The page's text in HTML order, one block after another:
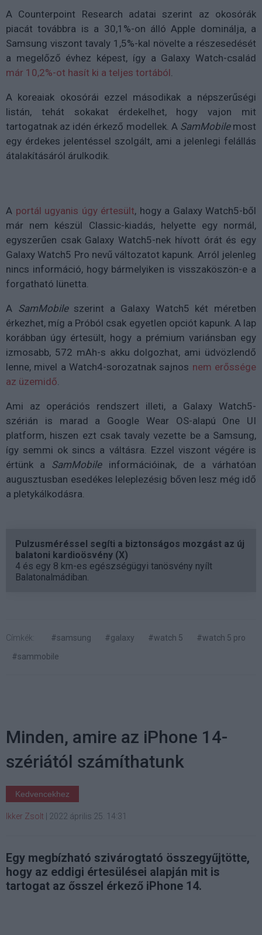
A Counterpoint Research adatai szerint az okosórák
piacát továbbra is a 30,1%-on álló Apple dominálja, a
Samsung viszont tavaly 1,5%-kal növelte a részesedését
a megelőző évhez képest, így a Galaxy Watch-család
már 10,2%-ot hasít ki a teljes tortából.
A koreaiak okosórái ezzel másodikak a népszerűségi
listán, tehát sokakat érdekelhet, hogy vajon mit
tartogatnak az idén érkező modellek. A SamMobilemost
egy érdekes jelentéssel szolgált, ami a jelenlegi felállás
átalakításáról árulkodik.
A portál ugyanis úgy értesült, hogy a Galaxy Watch5-ből
már nem készül Classic-kiadás, helyette egy normál,
egyszerűen csak Galaxy Watch5-nek hívott órát és egy
Galaxy Watch5 Pro nevű változatot kapunk. Arról jelenleg
nincs információ, hogy bármelyiken is visszaköszön-e a
forgatható lünetta.
A SamMobileszerint a Galaxy Watch5 két méretben
érkezhet, míg a Próból csak egyetlen opciót kapunk. A lap
korábban úgy értesült, hogy a prémium variánsban egy
izmosabb, 572 mAh-s akku dolgozhat, ami üdvözlendő
lenne, mivel a Watch4-sorozatnak sajnos nem erőssége
az üzemidő.
Ami az operációs rendszert illeti, a Galaxy Watch5-
szérián is marad a Google Wear OS-alapú One UI
platform, hiszen ezt csak tavaly vezette be a Samsung,
így semmi ok sincs a váltásra. Ezzel viszont végére is
értünk a SamMobileinformációinak, de a várhatóan
augusztusban esedékes leleplezésig bőven lesz még idő
a pletykálkodásra.
Pulzusméréssel segíti a biztonságos mozgást az új
balatoni kardioösvény (X)
4 és egy 8 km-es egészségügyi tanösvény nyílt
Balatonalmádiban.
Címkék: #samsung #galaxy #watch 5
#watch 5 pro
#sammobile
Minden, amire az iPhone 14-
szériától számíthatunk
Kedvencekhez
Ikker Zsolt 2022 április 25. 14:31
Egy megbízható szivárogtató összegyűjtötte,
hogy az eddigi értesülései alapján mit is
tartogat az ősszel érkező iPhone 14.